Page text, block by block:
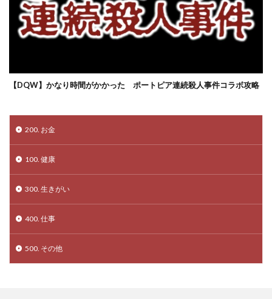
【DQW】かなり時間がかかった ポートピア連続殺人事件コラボ攻略
200. お金
100. 健康
300. 生きがい
400. 仕事
500. その他